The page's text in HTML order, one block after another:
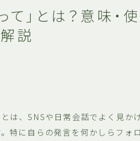
て」とは？意味・
説
とは、SNSや日常会話でよく見
特に自らの発言を何かしらフォ